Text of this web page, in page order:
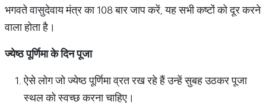
भगवते वासुदेवाय मंत्र का 108 बार जाप करें, यह सभी कष्टों को दूर करने
वाला होता है।
ज्येष्ठ पूर्णिमा के दिन पूजा
ऐसे लोग जो ज्येष्ठ पूर्णिमा व्रत रख रहे हैं उन्हें सुबह उठकर पूजा
स्थल को स्वच्छ करना चाहिए।